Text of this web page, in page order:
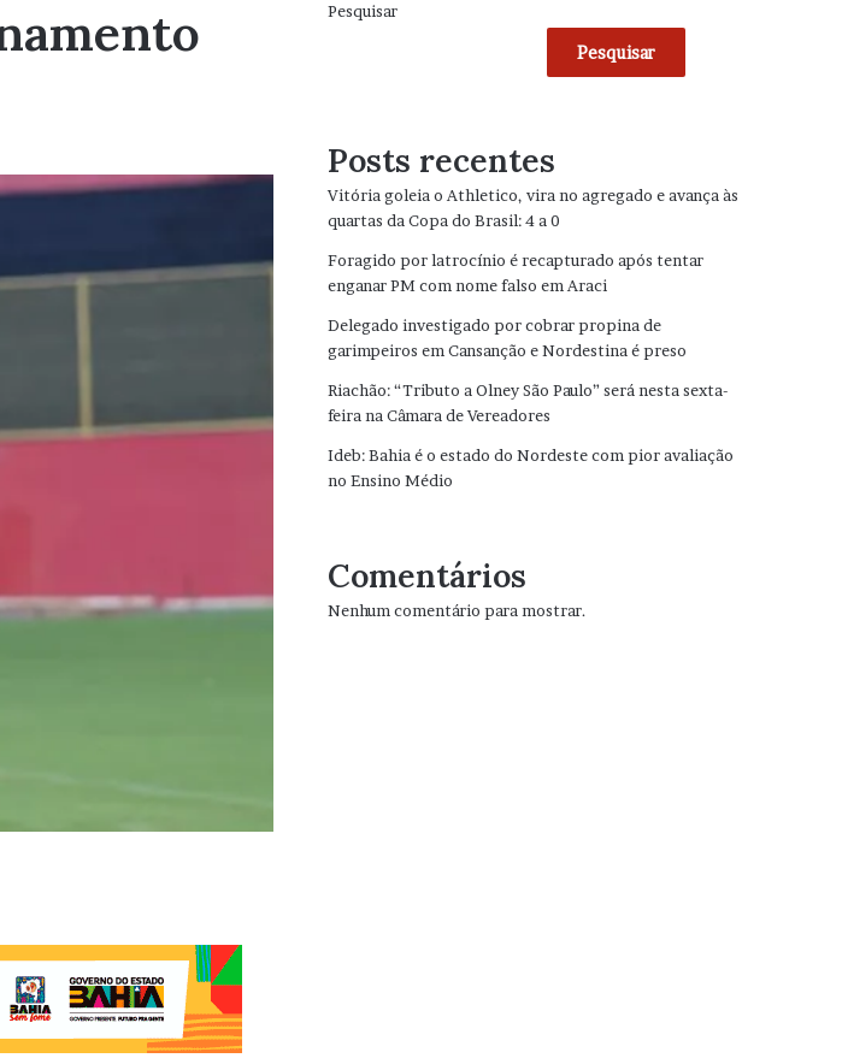
Pesquisar
Pesquisar
Posts recentes
Vitória goleia o Athletico, vira no agregado e avança às
quartas da Copa do Brasil: 4 a 0
Foragido por latrocínio é recapturado após tentar
enganar PM com nome falso em Araci
Delegado investigado por cobrar propina de
garimpeiros em Cansanção e Nordestina é preso
Riachão: “Tributo a Olney São Paulo” será nesta sexta-
feira na Câmara de Vereadores
Ideb: Bahia é o estado do Nordeste com pior avaliação
no Ensino Médio
Comentários
Nenhum comentário para mostrar.